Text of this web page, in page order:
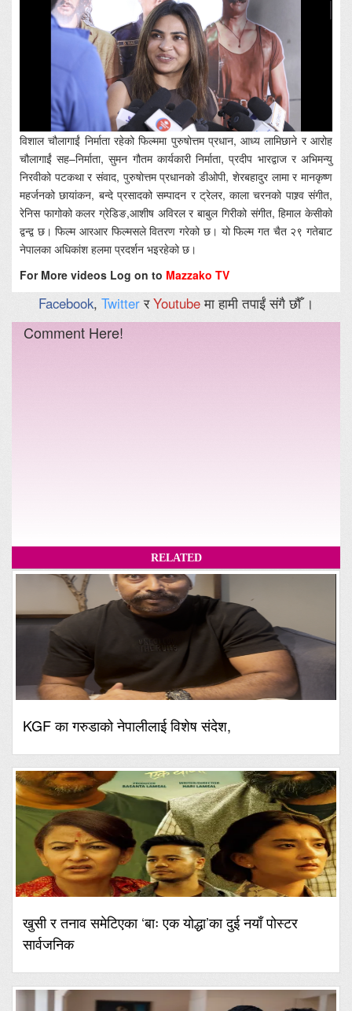
विशाल चौलागाईं निर्माता रहेको फिल्ममा पुरुषोत्तम प्रधान, आध्य लामिछाने र आरोह
चौलागाईं सह–निर्माता, सुमन गौतम कार्यकारी निर्माता, प्रदीप भारद्वाज र अभिमन्यु
निरवीको पटकथा र संवाद, पुरुषोत्तम प्रधानको डीओपी, शेरबहादुर लामा र मानकृष्ण
महर्जनको छायांकन, बन्दे प्रसादको सम्पादन र ट्रेलर, काला चरनको पाश्र्व संगीत,
रेनिस फागोको कलर ग्रेडिङ,आशीष अविरल र बाबुल गिरीको संगीत, हिमाल केसीको
द्वन्द्व छ। फिल्म आरआर फिल्मसले वितरण गरेको छ। यो फिल्म गत चैत २९ गतेबाट
नेपालका अधिकांश हलमा प्रदर्शन भइरहेको छ।
For More videos Log on to Mazzako TV
Facebook, TwitterरYoutubeमा हामी तपाईं संगै छौँ ।
Comment Here!
RELATED
KGF का गरुडाको नेपालीलाई विशेष संदेश,
खुसी र तनाव समेटिएका ‘बाः एक योद्धा’का दुई नयाँ पोस्टर
सार्वजनिक